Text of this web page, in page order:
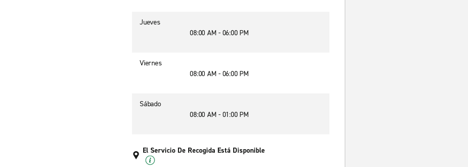
Jueves
08:00 AM - 06:00 PM
Viernes
08:00 AM - 06:00 PM
Sábado
08:00 AM - 01:00 PM
El Servicio De Recogida Está Disponible